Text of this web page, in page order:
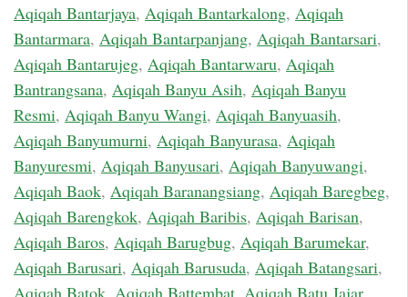
Aqiqah Bantarjaya, Aqiqah Bantarkalong, Aqiqah
Bantarmara, Aqiqah Bantarpanjang, Aqiqah Bantarsari,
Aqiqah Bantarujeg, Aqiqah Bantarwaru, Aqiqah
Bantrangsana, Aqiqah Banyu Asih, Aqiqah Banyu
Resmi, Aqiqah Banyu Wangi, Aqiqah Banyuasih,
Aqiqah Banyumurni, Aqiqah Banyurasa, Aqiqah
Banyuresmi, Aqiqah Banyusari, Aqiqah Banyuwangi,
Aqiqah Baok, Aqiqah Baranangsiang, Aqiqah Baregbeg,
Aqiqah Barengkok, Aqiqah Baribis, Aqiqah Barisan,
Aqiqah Baros, Aqiqah Barugbug, Aqiqah Barumekar,
Aqiqah Barusari, Aqiqah Barusuda, Aqiqah Batangsari,